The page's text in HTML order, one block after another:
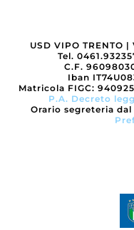
USD VIPO TRENTO |
Tel.
C.F.
Iban
Matricola FIGC: 940925
P.A. Decreto
Orario segreteria dal